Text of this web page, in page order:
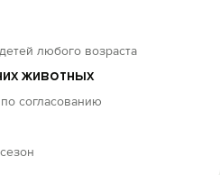
любого возраста
животных
согласованию